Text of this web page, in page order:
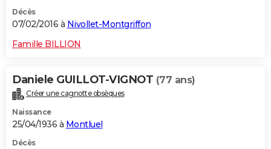
Décès
07/02/2016 à Nivollet-Montgriffon
Famille BILLION
Daniele GUILLOT-VIGNOT (77 ans)
Créer une cagnotte obsèques
Naissance
25/04/1936 à Montluel
Décès